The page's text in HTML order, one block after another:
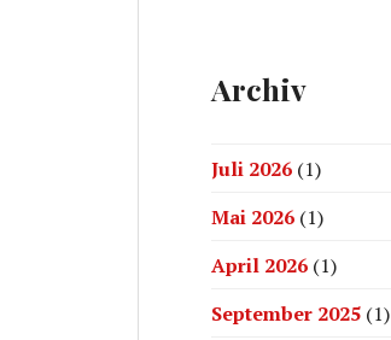
Archiv
Juli 2026 (1)
Mai 2026 (1)
April 2026 (1)
September 2025 (1)